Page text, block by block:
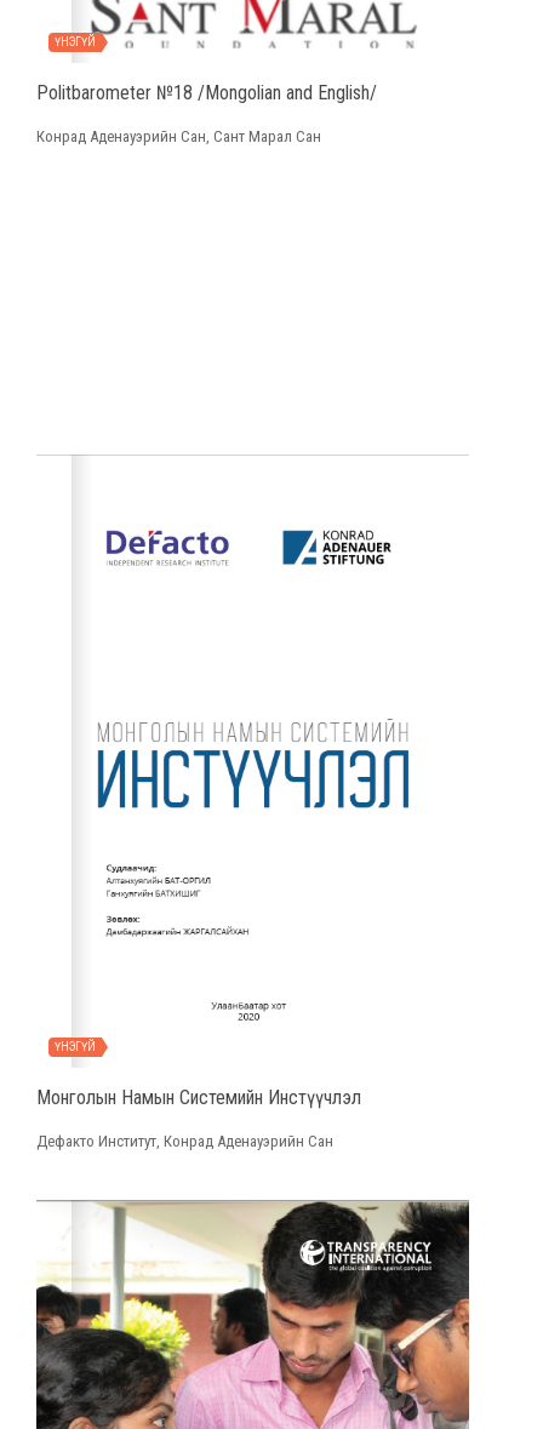
ҮНЭГҮЙ
Politbarometer №18 /Mongolian and English/
Конрад Аденауэрийн Сан, Сант Марал Сан
ҮНЭГҮЙ
Монголын Намын Системийн Инстүүчлэл
Дефакто Институт, Конрад Аденауэрийн Сан